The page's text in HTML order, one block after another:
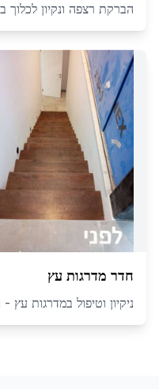
הברקת רצפה ונקיון לכלוך
חדר מדרגות עץ
ניקיון וטיפול במדרגות